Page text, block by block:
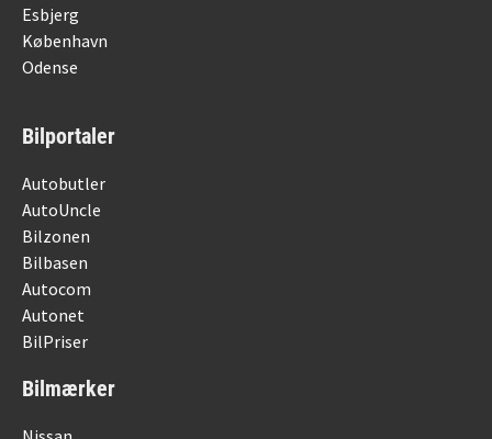
Esbjerg
København
Odense
Bilportaler
Autobutler
AutoUncle
Bilzonen
Bilbasen
Autocom
Autonet
BilPriser
Bilmærker